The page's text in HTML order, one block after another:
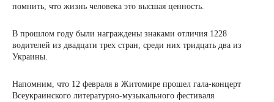
помнить, что жизнь человека это высшая ценность.
В прошлом году были награждены знаками отличия 1228
водителей из двадцати трех стран, среди них тридцать два из
Украины.
Напомним, что 12 февраля в Житомире прошел гала-концерт
Всеукраинского литературно-музыкального фестиваля